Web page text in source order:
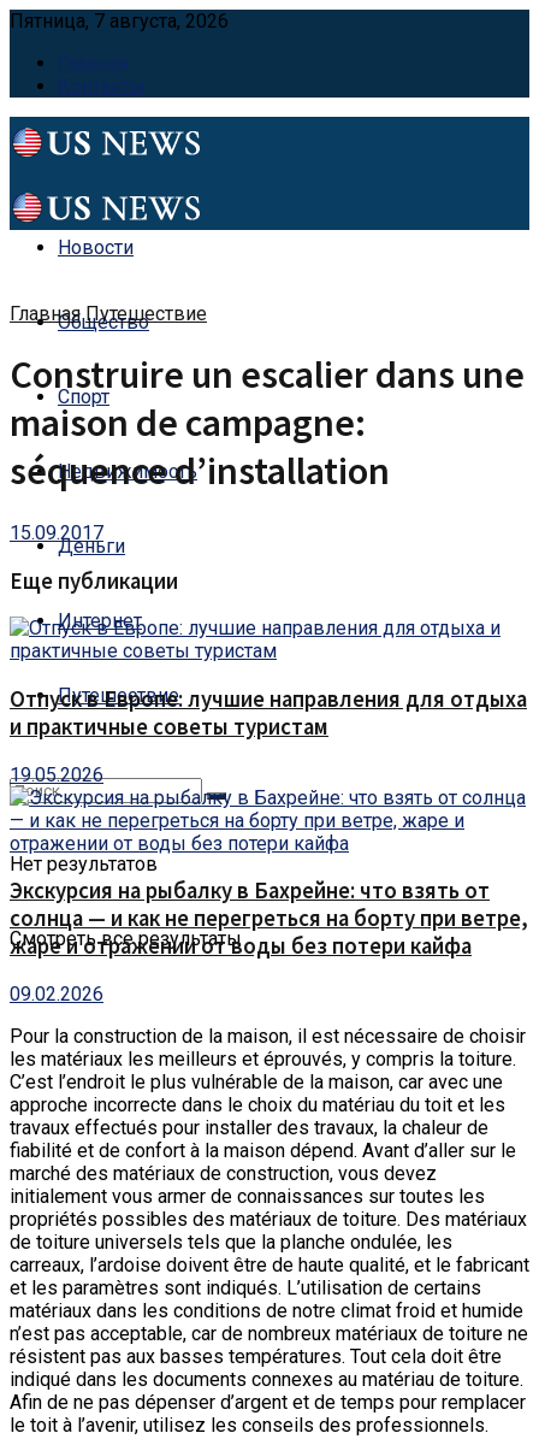
Пятница, 7 августа, 2026
Главная
Контакты
Новости
Общество
Спорт
Недвижимость
Деньги
Интернет
Путешествие
Нет результатов
Смотреть все результаты
Главная Путешествие
Construire un escalier dans une
maison de campagne:
séquence d’installation
15.09.2017
Еще публикации
Отпуск в Европе: лучшие направления для отдыха
и практичные советы туристам
19.05.2026
Экскурсия на рыбалку в Бахрейне: что взять от
солнца — и как не перегреться на борту при ветре,
жаре и отражении от воды без потери кайфа
09.02.2026
Pour la construction de la maison, il est nécessaire de choisir
les matériaux les meilleurs et éprouvés, y compris la toiture.
C’est l’endroit le plus vulnérable de la maison, car avec une
approche incorrecte dans le choix du matériau du toit et les
travaux effectués pour installer des travaux, la chaleur de
fiabilité et de confort à la maison dépend. Avant d’aller sur le
marché des matériaux de construction, vous devez
initialement vous armer de connaissances sur toutes les
propriétés possibles des matériaux de toiture. Des matériaux
de toiture universels tels que la planche ondulée, les
carreaux, l’ardoise doivent être de haute qualité, et le fabricant
et les paramètres sont indiqués. L’utilisation de certains
matériaux dans les conditions de notre climat froid et humide
n’est pas acceptable, car de nombreux matériaux de toiture ne
résistent pas aux basses températures. Tout cela doit être
indiqué dans les documents connexes au matériau de toiture.
Afin de ne pas dépenser d’argent et de temps pour remplacer
le toit à l’avenir, utilisez les conseils des professionnels.